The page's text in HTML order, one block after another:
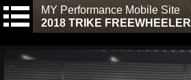
MY Performance Mobile Site
2018 TRIKE FREEWHEELER